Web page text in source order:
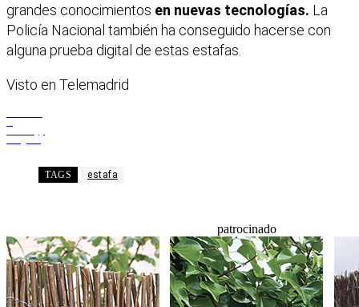
grandes conocimientos en nuevas tecnologías. La
Policía Nacional también ha conseguido hacerse con
alguna prueba digital de estas estafas.
Visto en Telemadrid
TAGS estafa
patrocinado